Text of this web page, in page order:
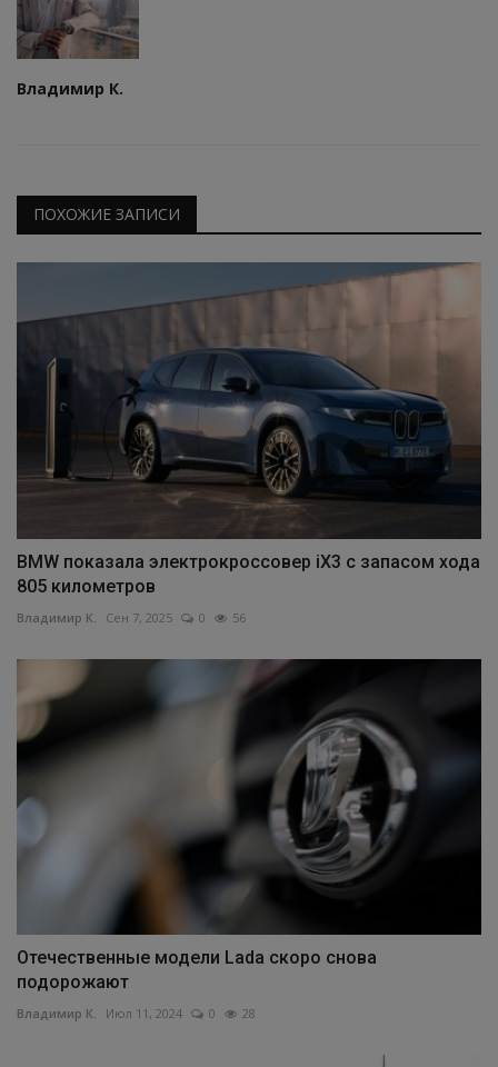
Владимир К.
ПОХОЖИЕ ЗАПИСИ
BMW показала электрокроссовер iX3 с запасом хода
805 километров
Владимир К. Сен 7, 2025 0 56
Отечественные модели Lada скоро снова
подорожают
Владимир К. Июл 11, 2024 0 28